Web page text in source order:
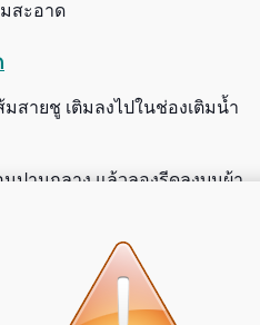
สะอาด
สายชู เติมลงไปในช่องเติมน้ำ
ปานกลาง แล้วลองรีดลงบนผ้า
ให้น้ำกลั่นและน้ำส้มสายชูที่เติม
น้าเตารีด
วใช้ผ้าขนหนูเช็ดทำความสะอาด